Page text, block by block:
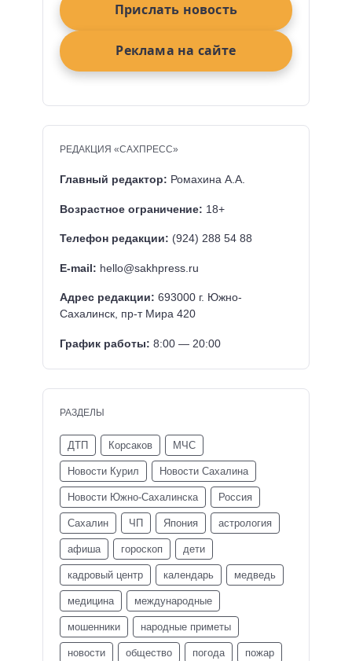
Прислать новость
Реклама на сайте
РЕДАКЦИЯ «САХПРЕСС»
Главный редактор: Ромахина А.А.
Возрастное ограничение: 18+
Телефон редакции: (924) 288 54 88
E-mail: hello@sakhpress.ru
Адрес редакции: 693000 г. Южно-
Сахалинск, пр-т Мира 420
График работы: 8:00 — 20:00
РАЗДЕЛЫ
ДТП Корсаков МЧС
Новости Курил Новости Сахалина
Новости Южно-Сахалинска Россия
Сахалин ЧП Япония астрология
афиша гороскоп дети
кадровый центр календарь медведь
медицина международные
мошенники народные приметы
новости общество погода пожар